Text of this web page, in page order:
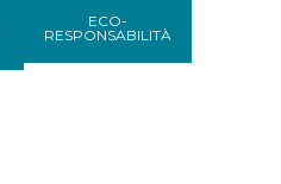
ECO-
RESPONSABILITÀ